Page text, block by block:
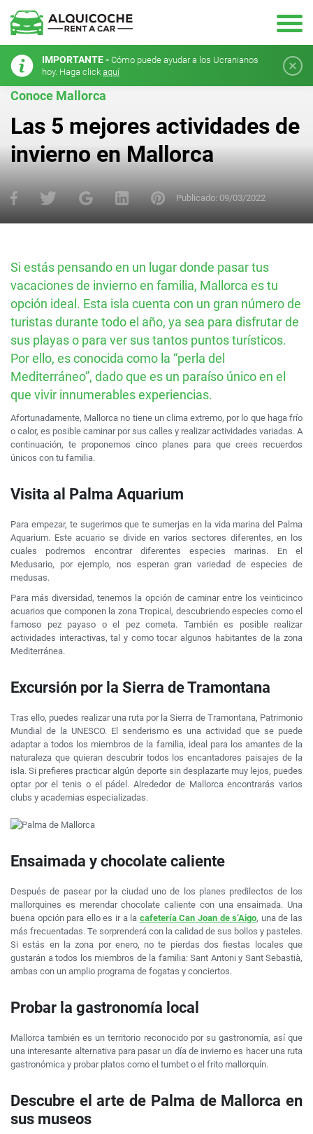
IMPORTANTE - Cómo puede ayudar a los Ucranianos
hoy. Haga click aquí
Conoce Mallorca
Las 5 mejores actividades de
invierno en Mallorca
Publicado: 09/03/2022
Si estás pensando en un lugar donde pasar tus
vacaciones de invierno en familia, Mallorca es tu
opción ideal. Esta isla cuenta con un gran número de
turistas durante todo el año, ya sea para disfrutar de
sus playas o para ver sus tantos puntos turísticos.
Por ello, es conocida como la “perla del
Mediterráneo”, dado que es un paraíso único en el
que vivir innumerables experiencias.
Afortunadamente, Mallorca no tiene un clima extremo, por lo que haga frío
o calor, es posible caminar por sus calles y realizar actividades variadas. A
continuación, te proponemos cinco planes para que crees recuerdos
únicos con tu familia.
Visita al Palma Aquarium
Para empezar, te sugerimos que te sumerjas en la vida marina del Palma
Aquarium. Este acuario se divide en varios sectores diferentes, en los
cuales podremos encontrar diferentes especies marinas. En el
Medusario, por ejemplo, nos esperan gran variedad de especies de
medusas.
Para más diversidad, tenemos la opción de caminar entre los veinticinco
acuarios que componen la zona Tropical, descubriendo especies como el
famoso pez payaso o el pez cometa. También es posible realizar
actividades interactivas, tal y como tocar algunos habitantes de la zona
Mediterránea.
Excursión por la Sierra de Tramontana
Tras ello, puedes realizar una ruta por la Sierra de Tramontana, Patrimonio
Mundial de la UNESCO. El senderismo es una actividad que se puede
adaptar a todos los miembros de la familia, ideal para los amantes de la
naturaleza que quieran descubrir todos los encantadores paisajes de la
isla. Si prefieres practicar algún deporte sin desplazarte muy lejos, puedes
optar por el tenis o el pádel. Alrededor de Mallorca encontrarás varios
clubs y academias especializadas.
Ensaimada y chocolate caliente
Después de pasear por la ciudad uno de los planes predilectos de los
mallorquines es merendar chocolate caliente con una ensaimada. Una
buena opción para ello es ir a la cafetería Can Joan de s’Aigo, una de las
más frecuentadas. Te sorprenderá con la calidad de sus bollos y pasteles.
Si estás en la zona por enero, no te pierdas dos fiestas locales que
gustarán a todos los miembros de la familia: Sant Antoni y Sant Sebastià,
ambas con un amplio programa de fogatas y conciertos.
Probar la gastronomía local
Mallorca también es un territorio reconocido por su gastronomía, así que
una interesante alternativa para pasar un día de invierno es hacer una ruta
gastronómica y probar platos como el tumbet o el frito mallorquín.
Descubre el arte de Palma de Mallorca en
sus museos